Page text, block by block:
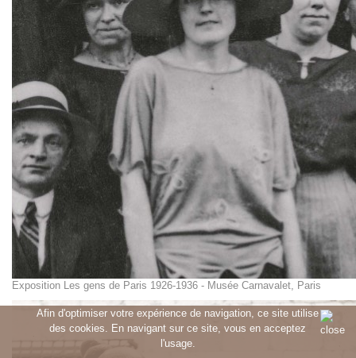
Afin d'optimiser votre expérience de navigation, ce site utilise
des cookies. En navigant sur ce site, vous en acceptez
l'usage.
Exposition Les gens de Paris 1926-1936 - Musée Carnavalet, Paris